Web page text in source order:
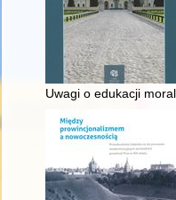
Uwagi o edukacji